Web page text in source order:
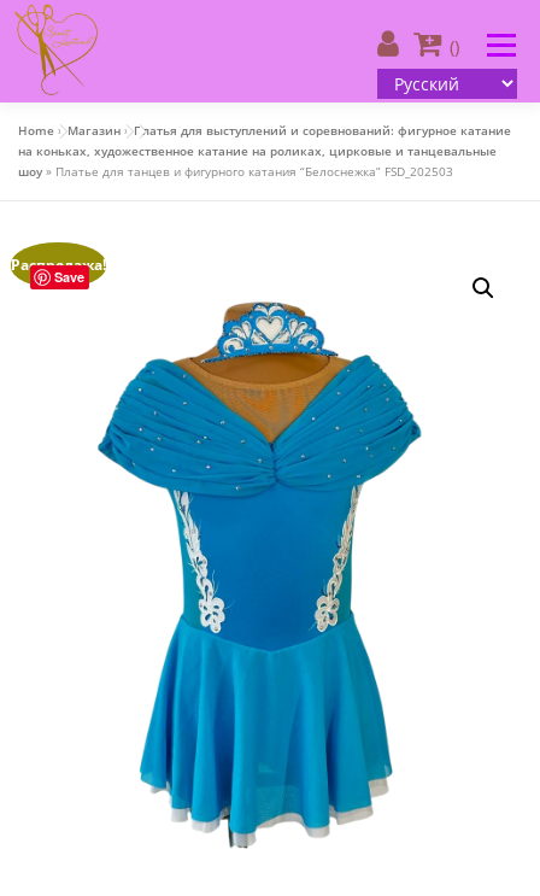
Skip
content
() Menu
О нас | Каталог | Ваш дизайн
| Информация для клиента
Home »Магазин »Платья для выступлений и соревнований: фигурное катание
на коньках, художественное катание на роликах, цирковые и танцевальные
шоу » Платье для танцев и фигурного катания “Белоснежка” FSD_202503
Распродажа!
Save